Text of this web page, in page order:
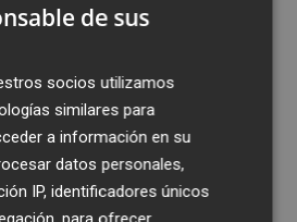
de sus
socios utilizamos
similares para
a información en su
datos personales,
IP, identificadores únicos